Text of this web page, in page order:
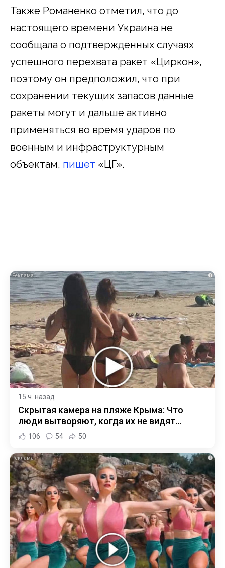
Также Романенко отметил, что до
настоящего времени Украина не
сообщала о подтвержденных случаях
успешного перехвата ракет «Циркон»,
поэтому он предположил, что при
сохранении текущих запасов данные
ракеты могут и дальше активно
применяться во время ударов по
военным и инфраструктурным
объектам, пишет «ЦГ».
i
15 ч. назад
Скрытая камера на пляже Крыма: Что
люди вытворяют, когда их не видят...
106 54 50
i